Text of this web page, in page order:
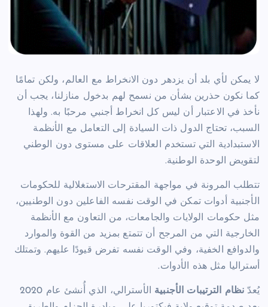
لا يمكن لأي بلد أن يزدهر دون الانخراط مع العالم، ولكن تمامًا
كما نكون حذرين بشأن من نسمح لهم بدخول منازلنا، يجب أن
نأخذ في الاعتبار أن ليس كل انخراط أجنبي مرحبًا به. ولهذا
السبب، تحتاج الدول ذات السيادة إلى التعامل مع الأنظمة
الاستبدادية التي تستخدم العلاقات على مستوى دون الوطني
لتقويض الوحدة الوطنية.
تتطلب المرونة في مواجهة المقترحات الاستغلالية للحكومات
الأجنبية أدوات تمكن في الوقت نفسه الفاعلين دون الوطنيين،
مثل حكومات الولايات والجامعات، من التعاون مع الأنظمة
الخارجية التي من المرجح أن تتمتع بمزيد من القوة والموارد
والدوافع الخفية، وفي الوقت نفسه تفرض قيودًا عليهم. وتمتلك
أستراليا مثل هذه الأدوات.
يُعدّ نظام الترتيبات الأجنبية
الأسترالي، الذي أُنشئ عام 2020